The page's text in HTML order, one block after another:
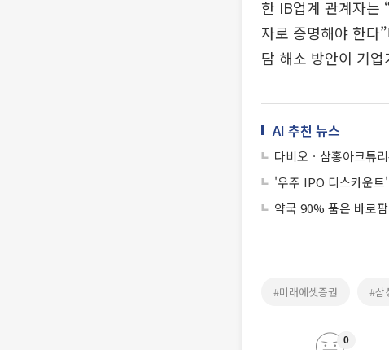
한 IB업계 관계자는
자로 증명해야 한다
담 해소 방안이 기
AI 추천 뉴스
다비오ㆍ삼홍아크튜
'우주 IPO 디스카운
약국 90% 품은 바로
#미래에셋증권 #삼
0